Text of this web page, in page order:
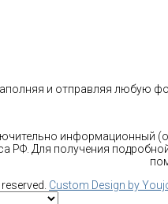
и отправляя любую
информационный
РФ. Для получения
Custom Design by